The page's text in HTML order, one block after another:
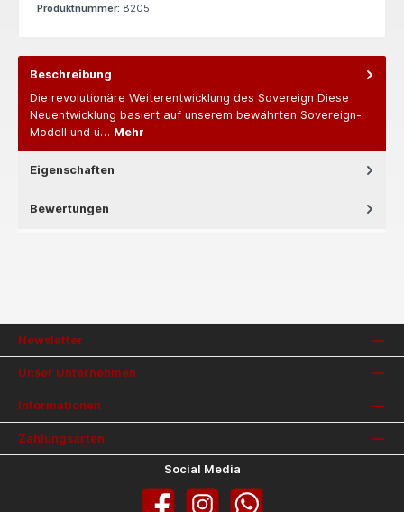
Produktnummer: 8205
Beschreibung
Die revolutionäre Weiterentwicklung des Sovereign Diese
Neuentwicklung basiert auf unserem bewährten Sovereign-
Modell und ü… Mehr
Eigenschaften
Bewertungen
Newsletter
Unser Unternehmen
Informationen
Zahlungsarten
Social Media